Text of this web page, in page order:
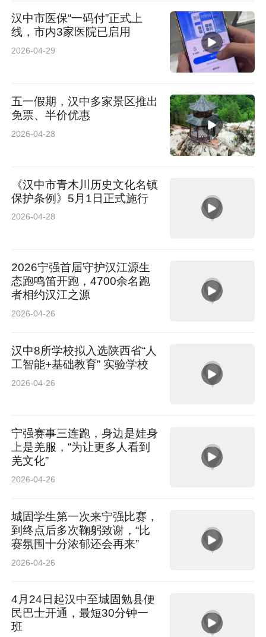
汉中市医保“一码付”正式上
线，市内3家医院已启用
2026-04-29
五一假期，汉中多家景区推出
免票、半价优惠
2026-04-28
《汉中市青木川历史文化名镇
保护条例》5月1日正式施行
2026-04-28
2026宁强首届守护汉江源生
态跑鸣笛开跑，4700余名跑
者相约汉江之源
2026-04-26
汉中8所学校拟入选陕西省“人
工智能+基础教育” 实验学校
2026-04-26
宁强赛事三连跑，身边是娃身
上是羌服，“为让更多人看到
羌文化”
2026-04-26
城固学生第一次来宁强比赛，
到终点后多次鞠躬致谢，“比
赛氛围十分浓郁还会再来”
2026-04-26
4月24日起汉中至城固勉县便
民巴士开通，最短30分钟一
班